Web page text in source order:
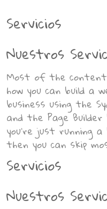
Servicios
Nuestros
Most of the content
how you can build a
business using the
and the Page
you’re just running a
then you can skip
Servicios
Nuestros